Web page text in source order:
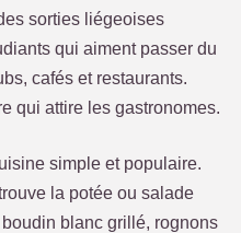
sorties liégeoises
qui aiment passer du
cafés et restaurants.
qui attire les gastronomes.
simple et populaire.
la potée ou salade
blanc grillé, rognons